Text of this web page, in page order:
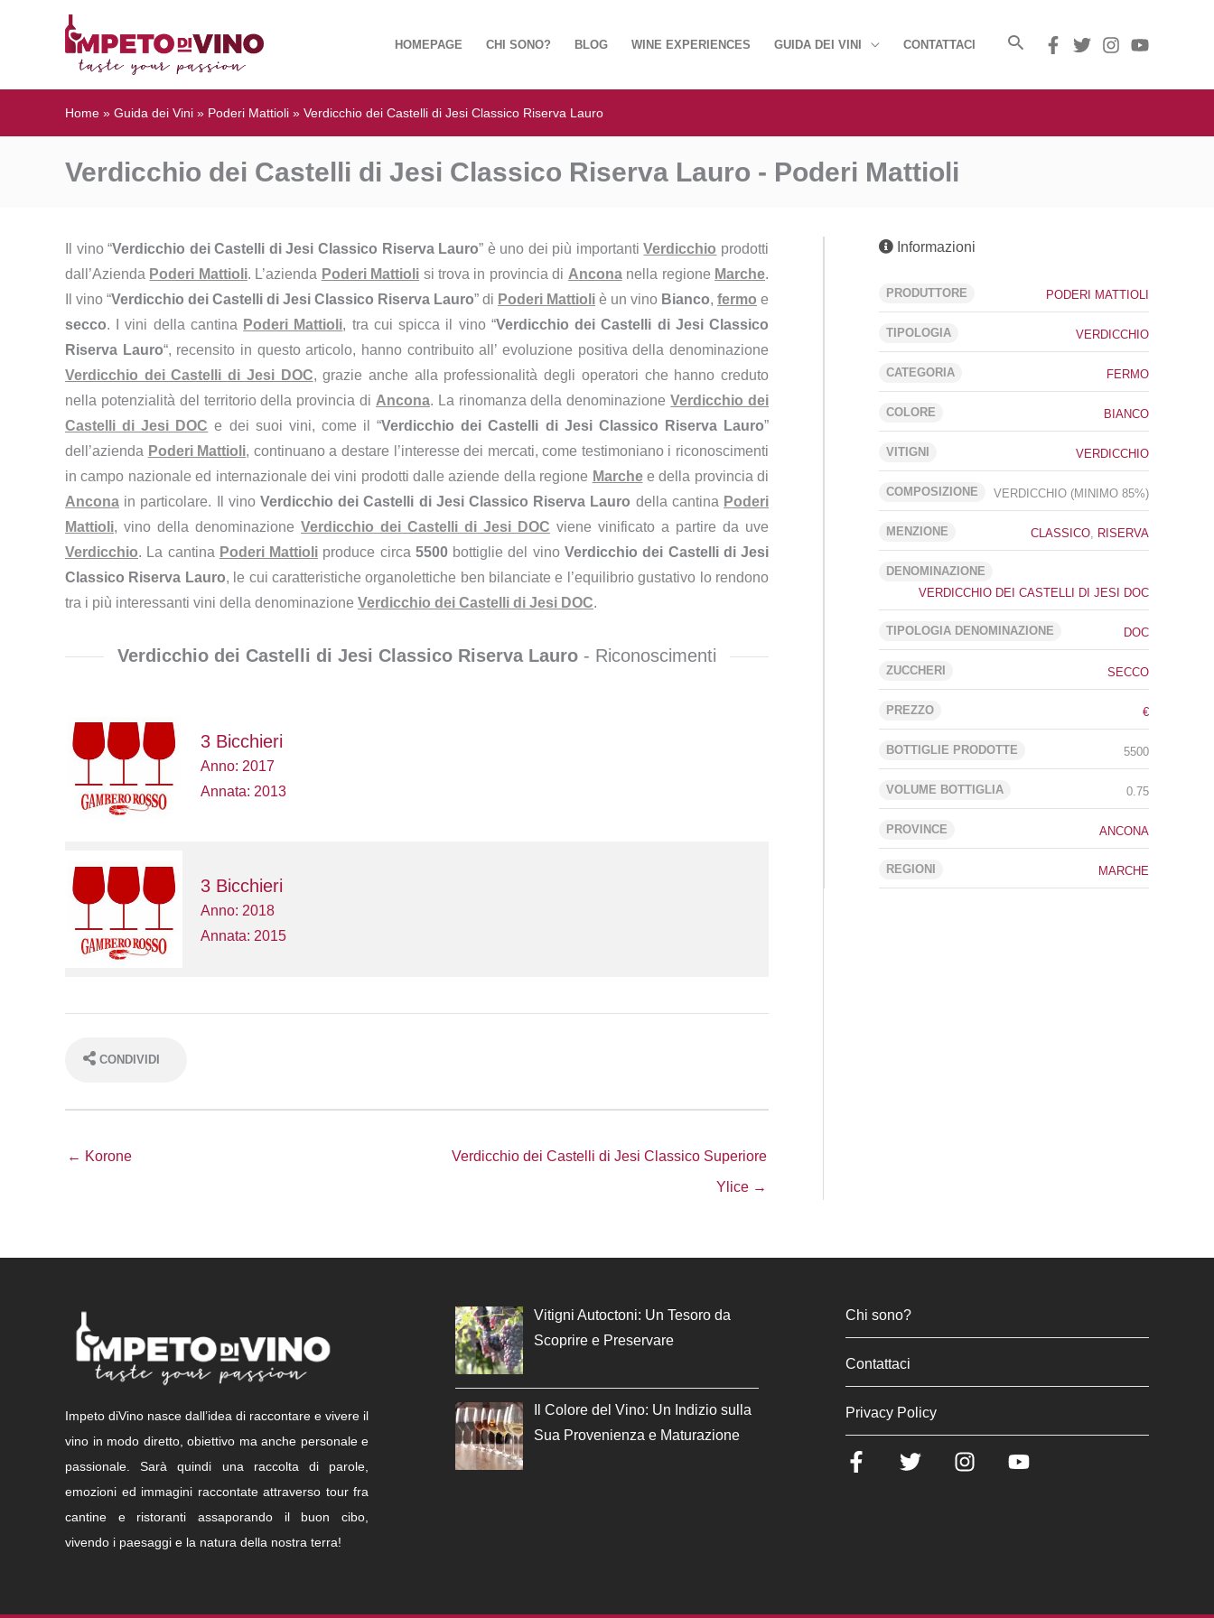
HOMEPAGE CHI SONO? BLOG WINE EXPERIENCES GUIDA DEI VINI CONTATTACI
Home » Guida dei Vini » Poderi Mattioli » Verdicchio dei Castelli di Jesi Classico Riserva Lauro
Verdicchio dei Castelli di Jesi Classico Riserva Lauro - Poderi Mattioli
Informazioni
PRODUTTORE PODERI MATTIOLI
TIPOLOGIA VERDICCHIO
CATEGORIA FERMO
COLORE BIANCO
VITIGNI VERDICCHIO
COMPOSIZIONE VERDICCHIO (MINIMO 85%)
MENZIONE CLASSICO, RISERVA
DENOMINAZIONE
VERDICCHIO DEI CASTELLI DI JESI DOC
TIPOLOGIA DENOMINAZIONE DOC
ZUCCHERI SECCO
PREZZO €
BOTTIGLIE PRODOTTE 5500
VOLUME BOTTIGLIA 0.75
PROVINCE ANCONA
REGIONI MARCHE
Il vino “Verdicchio dei Castelli di Jesi Classico Riserva Lauro” è uno dei più importantiVerdicchio prodotti
dall’Azienda Poderi Mattioli. L’azienda Poderi Mattioli si trova in provincia di Anconanella regione Marche.
Il vino “Verdicchio dei Castelli di Jesi Classico Riserva Lauro” di Poderi Mattioli è un vino Bianco, fermo e
secco. I vini della cantina Poderi Mattioli, tra cui spicca il vino “Verdicchio dei Castelli di Jesi Classico
Riserva Lauro“, recensito in questo articolo, hanno contribuito all’ evoluzione positiva della denominazione
Verdicchio dei Castelli di Jesi DOC, grazie anche alla professionalità degli operatori che hanno creduto
nella potenzialità del territorio della provincia di Ancona. La rinomanza della denominazioneVerdicchio dei
Castelli di Jesi DOC e dei suoi vini, come il “Verdicchio dei Castelli di Jesi Classico Riserva Lauro”
dell’azienda Poderi Mattioli, continuano a destare l’interesse dei mercati, come testimoniano i riconoscimenti
in campo nazionale ed internazionale dei vini prodotti dalle aziende della regione Marchee della provincia di
Ancona in particolare. Il vino Verdicchio dei Castelli di Jesi Classico Riserva Lauro della cantina Poderi
Mattioli, vino della denominazione Verdicchio dei Castelli di Jesi DOC viene vinificato a partire da uve
Verdicchio. La cantina Poderi Mattioli produce circa 5500 bottiglie del vino Verdicchio dei Castelli di Jesi
Classico Riserva Lauro, le cui caratteristiche organolettiche ben bilanciate e l’equilibrio gustativo lo rendono
tra i più interessanti vini della denominazione Verdicchio dei Castelli di Jesi DOC.
Verdicchio dei Castelli di Jesi Classico Riserva Lauro - Riconoscimenti
3 Bicchieri
Anno: 2017
Annata: 2013
3 Bicchieri
Anno: 2018
Annata: 2015
CONDIVIDI
← Korone
Verdicchio dei Castelli di Jesi Classico Superiore
Ylice →
Impeto diVino nasce dall’idea di raccontare e vivere il
vino in modo diretto, obiettivo ma anche personale e
passionale. Sarà quindi una raccolta di parole,
emozioni ed immagini raccontate attraverso tour fra
cantine e ristoranti assaporando il buon cibo,
vivendo i paesaggi e la natura della nostra terra!
Vitigni Autoctoni: Un Tesoro da
Scoprire e Preservare
Il Colore del Vino: Un Indizio sulla
Sua Provenienza e Maturazione
Chi sono?
Contattaci
Privacy Policy